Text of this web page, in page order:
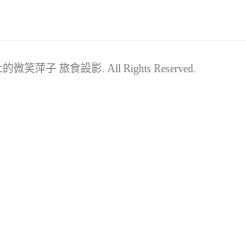
微笑萍子 旅食設影. All Rights Reserved.